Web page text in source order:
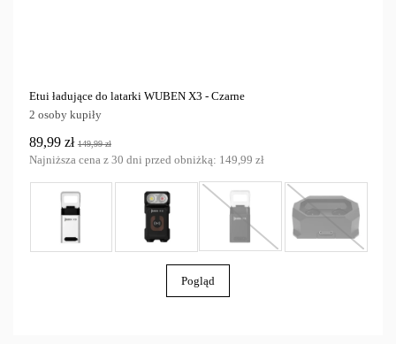
Etui ładujące do latarki WUBEN X3 - Czarne
2 osoby kupiły
89,99 zł 149,99 zł
Najniższa cena z 30 dni przed obniżką: 149,99 zł
Pogląd